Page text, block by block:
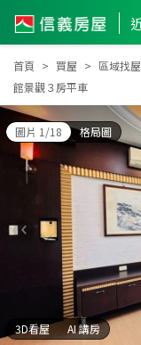
首頁 買屋 區域找屋
館景觀３房平車
圖片 1/18 格局圖
3D看屋 AI 講房